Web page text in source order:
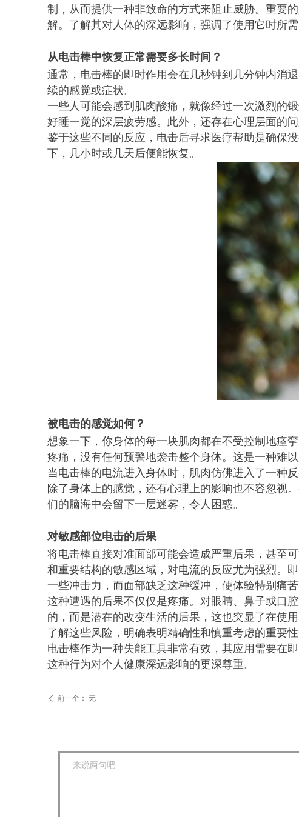
制，从而提供一种非致命的方式来阻止威胁。重要
解。了解其对人体的深远影响，强调了使用它时所需
从电击棒中恢复正常需要多长时间？
通常，电击棒的即时作用会在几秒钟到几分钟内消
续的感觉或症状。
一些人可能会感到肌肉酸痛，就像经过一次激烈的
好睡一觉的深层疲劳感。此外，还存在心理层面的
鉴于这些不同的反应，电击后寻求医疗帮助是确保
下，几小时或几天后便能恢复。
被电击的感觉如何？
想象一下，你身体的每一块肌肉都在不受控制地痉
疼痛，没有任何预警地袭击整个身体。这是一种难
当电击棒的电流进入身体时，肌肉仿佛进入了一种
除了身体上的感觉，还有心理上的影响也不容忽视
们的脑海中会留下一层迷雾，令人困惑。
对敏感部位电击的后果
将电击棒直接对准面部可能会造成严重后果，甚至
和重要结构的敏感区域，对电流的反应尤为强烈。
一些冲击力，而面部缺乏这种缓冲，使体验特别痛苦
这种遭遇的后果不仅仅是疼痛。对眼睛、鼻子或口
的，而是潜在的改变生活的后果，这也突显了在使
了解这些风险，明确表明精确性和慎重考虑的重要
电击棒作为一种失能工具非常有效，其应用需要在
这种行为对个人健康深远影响的更深尊重。
ꄴ 前一个： 无